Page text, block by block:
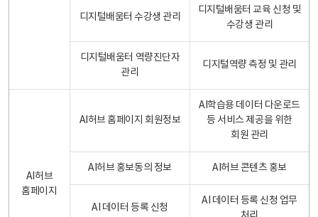
디지털배움터 수강생 관리
디지털배움터 교육 신청 및
수강생 관리
디지털배움터 역량진단자
관리
디지털역량 측정 및 관리
AI허브
홈페이지
AI허브 홈페이지 회원정보
AI학습용 데이터 다운로드
등 서비스 제공을 위한
회원 관리
AI허브 홍보동의 정보 AI허브 콘텐츠 홍보
AI 데이터 등록 신청
AI 데이터 등록 신청 업무